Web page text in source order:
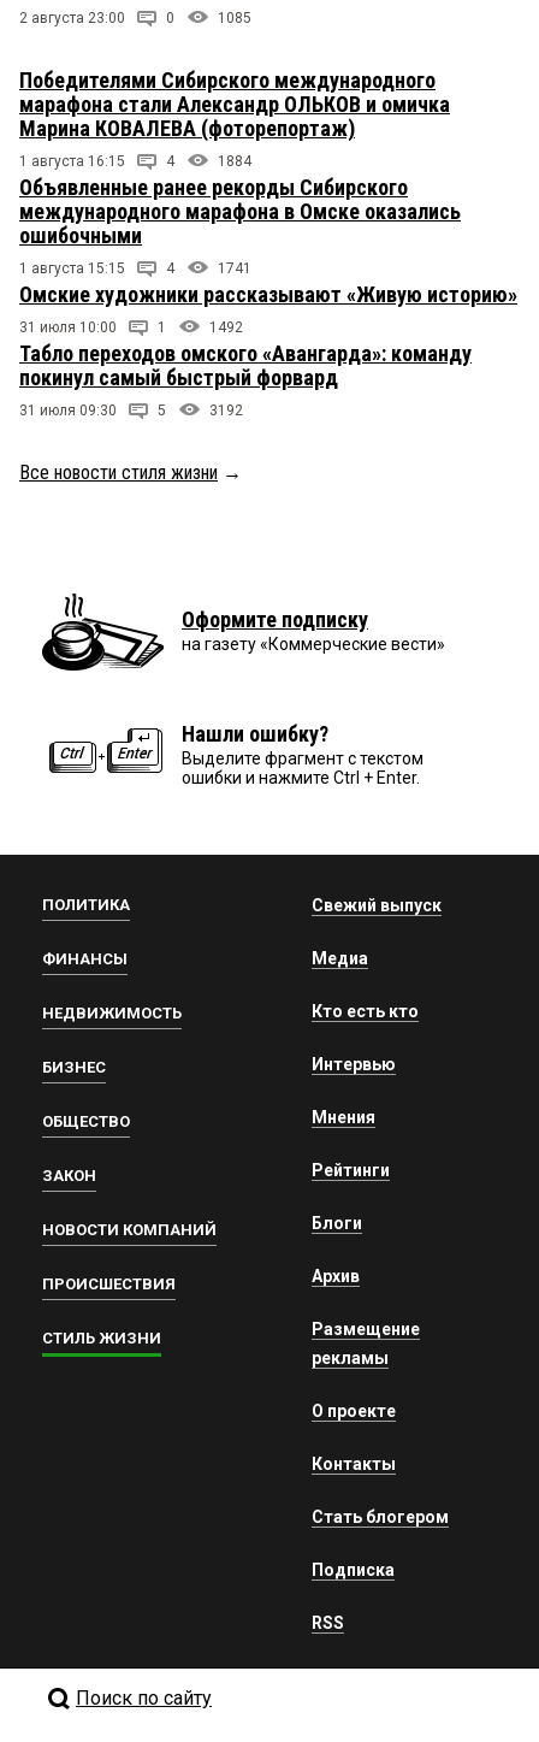
2 августа 23:00 0 1085
Победителями Сибирского международного
марафона стали Александр ОЛЬКОВ и омичка
Марина КОВАЛЕВА (фоторепортаж)
1 августа 16:15 4 1884
Объявленные ранее рекорды Сибирского
международного марафона в Омске оказались
ошибочными
1 августа 15:15 4 1741
Омские художники рассказывают «Живую историю»
31 июля 10:00 1 1492
Табло переходов омского «Авангарда»: команду
покинул самый быстрый форвард
31 июля 09:30 5 3192
Все новости стиля жизни →
Оформите подписку
на газету «Коммерческие вести»
Нашли ошибку?
Выделите фрагмент с текстом
ошибки и нажмите Ctrl + Enter.
ПОЛИТИКА
ФИНАНСЫ
НЕДВИЖИМОСТЬ
БИЗНЕС
ОБЩЕСТВО
ЗАКОН
НОВОСТИ КОМПАНИЙ
ПРОИСШЕСТВИЯ
СТИЛЬ ЖИЗНИ
Свежий выпуск
Медиа
Кто есть кто
Интервью
Мнения
Рейтинги
Блоги
Архив
Размещение
рекламы
О проекте
Контакты
Стать блогером
Подписка
RSS
Поиск по сайту